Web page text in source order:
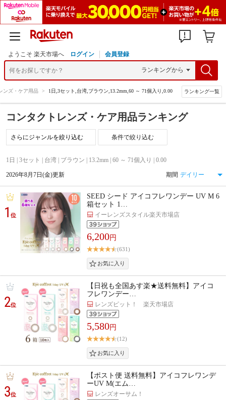
ようこそ 楽天市場へ ログイン 会員登録
ンズ・ケア用品 > 1日,3セット,台湾,ブラウン,13.2mm,60 ～ 71個入り,0.00 ランキング一覧
コンタクトレンズ・ケア用品ランキング
条件で絞り込む
1日 | 3セット | 台湾 | ブラウン | 13.2mm | 60 ～ 71個入り | 0.00
2026年8月7日(金)更新 期間
1位
SEED シード アイコフレワンデー UV M 6
箱セット 1…
イーレンズスタイル楽天市場店
6,200円
(631)
2位
【日祝も全国あす楽★送料無料】アイコ
フレワンデー…
レンズピット！ 楽天市場店
5,580円
(12)
3位
【ポスト便 送料無料】アイコフレワンデ
ーUV M(エム…
レンズオーサム！